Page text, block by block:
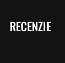
RECENZIE